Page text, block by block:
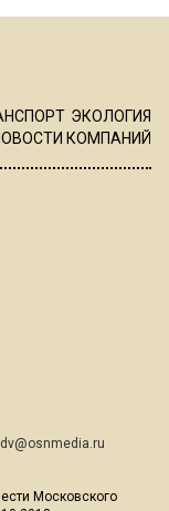
ЭКОЛОГИЯ
КОМПАНИЙ
Московского